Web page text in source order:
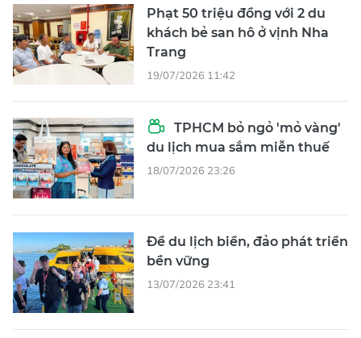
Phạt 50 triệu đồng với 2 du
khách bẻ san hô ở vịnh Nha
Trang
19/07/2026 11:42
TPHCM bỏ ngỏ 'mỏ vàng'
du lịch mua sắm miễn thuế
18/07/2026 23:26
Để du lịch biển, đảo phát triển
bền vững
13/07/2026 23:41